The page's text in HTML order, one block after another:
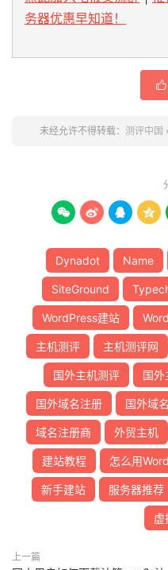
务器优惠早知道！

未经允许不得转载： 测评中国
   
Dynadot Name
SiteGround
WordPress建站
主机测评 主机测评网
国外主机测评 国外
国外域名注册 国外域
域名注册商 外贸主机
建站教程 怎么用
新手建站 服务器推荐
虚
上一篇